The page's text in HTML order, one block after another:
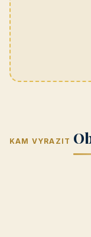
KAM VYRAZIT
kraj)
Zlínský